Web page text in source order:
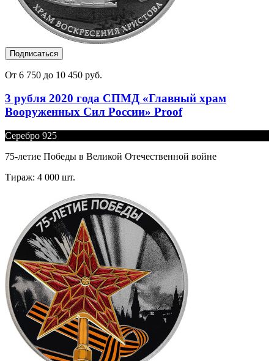
Подписаться
От 6 750 до 10 450 руб.
3 рубля 2020 года СПМД «Главный храм
Вооруженных Сил России» Proof
Серебро 925
75-летие Победы в Великой Отечественной войне
Тираж: 4 000 шт.